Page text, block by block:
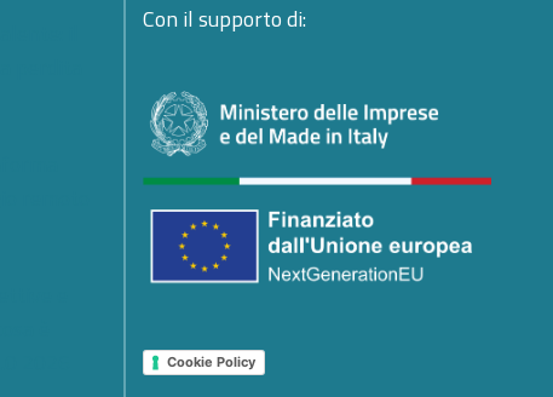
Con il supporto di:
Cookie Policy